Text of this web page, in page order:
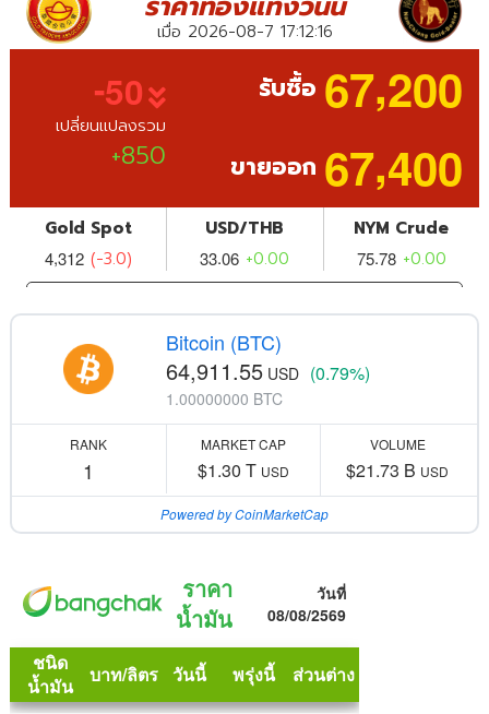
Bitcoin (BTC)
64,911.55 USD (0.79%)
1.00000000 BTC
RANK
1
MARKET CAP
$1.30 T USD
VOLUME
$21.73 B USD
Powered by CoinMarketCap